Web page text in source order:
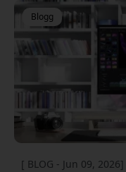
bereits gemerkt, wie
man sich von einem
verabschiedet. Der
Blogg
[ BLOG - Jun 09, 2026]